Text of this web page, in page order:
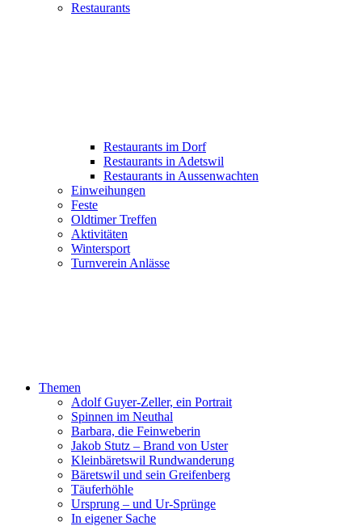
Restaurants
Restaurants im Dorf
Restaurants in Adetswil
Restaurants in Aussenwachten
Einweihungen
Feste
Oldtimer Treffen
Aktivitäten
Wintersport
Turnverein Anlässe
Themen
Adolf Guyer-Zeller, ein Portrait
Spinnen im Neuthal
Barbara, die Feinweberin
Jakob Stutz – Brand von Uster
Kleinbäretswil Rundwanderung
Bäretswil und sein Greifenberg
Täuferhöhle
Ursprung – und Ur-Sprünge
In eigener Sache